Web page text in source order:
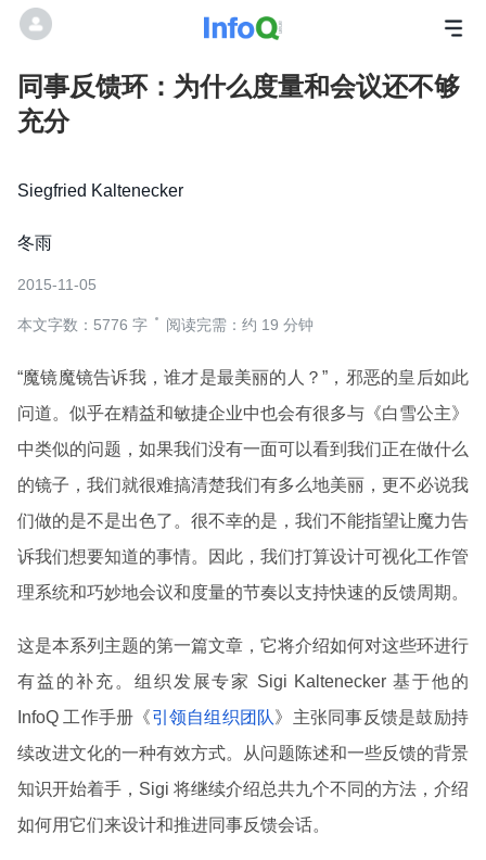
同事反馈环：为什么度量和会议还不够
充分
Siegfried Kaltenecker
冬雨
2015-11-05
本文字数：5776 字 阅读完需：约 19 分钟
“魔镜魔镜告诉我，谁才是最美丽的人？”，邪恶的皇后如此
问道。似乎在精益和敏捷企业中也会有很多与《白雪公主》
中类似的问题，如果我们没有一面可以看到我们正在做什么
的镜子，我们就很难搞清楚我们有多么地美丽，更不必说我
们做的是不是出色了。很不幸的是，我们不能指望让魔力告
诉我们想要知道的事情。因此，我们打算设计可视化工作管
理系统和巧妙地会议和度量的节奏以支持快速的反馈周期。
这是本系列主题的第一篇文章，它将介绍如何对这些环进行
有益的补充。组织发展专家 Sigi Kaltenecker 基于他的
InfoQ 工作手册《引领自组织团队》主张同事反馈是鼓励持
续改进文化的一种有效方式。从问题陈述和一些反馈的背景
知识开始着手，Sigi 将继续介绍总共九个不同的方法，介绍
如何用它们来设计和推进同事反馈会话。